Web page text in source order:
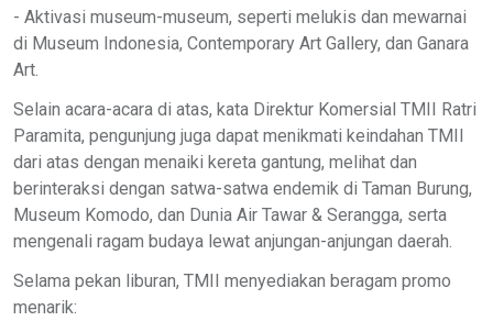
- Aktivasi museum-museum, seperti melukis dan mewarnai
di Museum Indonesia, Contemporary Art Gallery, dan Ganara
Art.
Selain acara-acara di atas, kata Direktur Komersial TMII Ratri
Paramita, pengunjung juga dapat menikmati keindahan TMII
dari atas dengan menaiki kereta gantung, melihat dan
berinteraksi dengan satwa-satwa endemik di Taman Burung,
Museum Komodo, dan Dunia Air Tawar & Serangga, serta
mengenali ragam budaya lewat anjungan-anjungan daerah.
Selama pekan liburan, TMII menyediakan beragam promo
menarik: